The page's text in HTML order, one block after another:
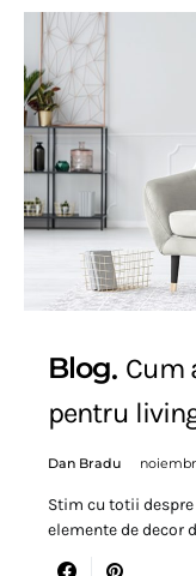
Blog Cum
pentru
Dan Bradu
Stim cu totii
elemente de decor